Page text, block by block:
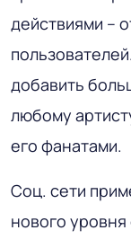
действиями –
добавить
любому
его фанатами.
Соц. сети
нового